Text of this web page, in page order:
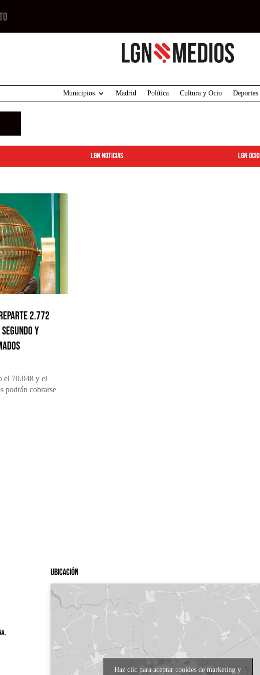
Municipios Madrid Política Cultura y Ocio Deportes
LGN Noticias LGN ocio
2.772
y
el 70.048 y el
podrán cobrarse
Ubicación
Haz clic para aceptar cookies de marketing y